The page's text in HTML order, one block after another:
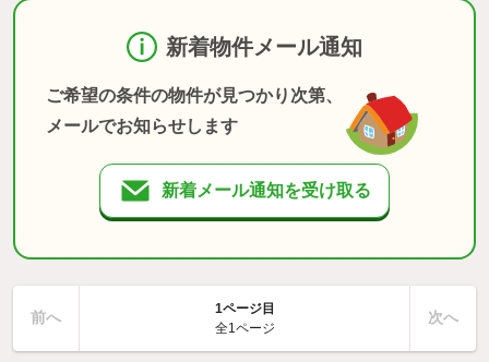
新着物件メール通知
ご希望の条件の物件が見つかり次第、
メールでお知らせします
新着メール通知を受け取る
前へ
1ページ目
全1ページ
次へ